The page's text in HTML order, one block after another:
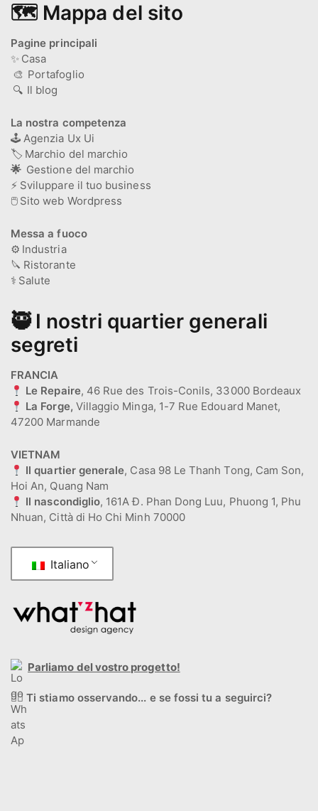
🗺️ Mappa del sito
Pagine principali
✨ Casa
🎨 Portafoglio
🔍 Il blog
La nostra competenza
🕹️ Agenzia Ux Ui
🏷️ Marchio del marchio
🌟 Gestione del marchio
⚡ Sviluppare il tuo business
🖱️ Sito web Wordpress
Messa a fuoco
⚙️ Industria
🔪 Ristorante
⚕️ Salute
🥷 I nostri quartier generali
segreti
FRANCIA
Le Repaire, 46 Rue des Trois-Conils, 33000 Bordeaux
La Forge, Villaggio Minga, 1-7 Rue Edouard Manet,
47200 Marmande
VIETNAM
Il quartier generale, Casa 98 Le Thanh Tong, Cam Son,
Hoi An, Quang Nam
Il nascondiglio, 161A Đ. Phan Dong Luu, Phuong 1, Phu
Nhuan, Città di Ho Chi Minh 70000
Italiano
Parliamo del vostro progetto!
🕵️‍♂️Ti stiamo osservando... e se fossi tu a seguirci?